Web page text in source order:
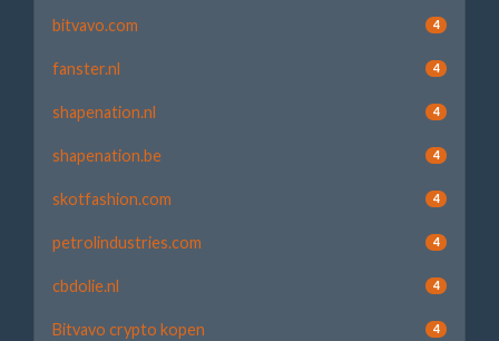
bitvavo.com 4
fanster.nl 4
shapenation.nl 4
shapenation.be 4
skotfashion.com 4
petrolindustries.com 4
cbdolie.nl 4
Bitvavo crypto kopen 4